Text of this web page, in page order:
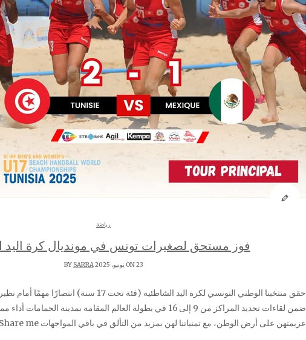
رياضة
فوز مستحق لصغيرات تونس في مونديال كرة اليد
ON 23 يونيو، 2025 BY SARRA
حقق منتخبنا الوطني التونسي لكرة اليد الشاطئية (فئة تحت 17 سنة) انتصارًا مهمًا أمام نظيره المكسيكي
ضمن لقاءات تحديد المراكز من 9 إلى 16 في بطولة العالم المقامة بمدينة
عزيمتهن على أرض الوطن، مع تمنياتنا لهن بمزيد من التألق في باقي المواجهات Share me !